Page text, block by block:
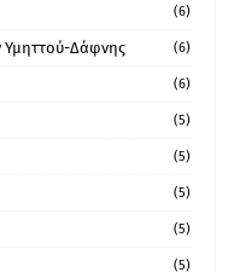
(6)
Υμηττού-Δάφνης (6)
(6)
(5)
(5)
(5)
(5)
(5)